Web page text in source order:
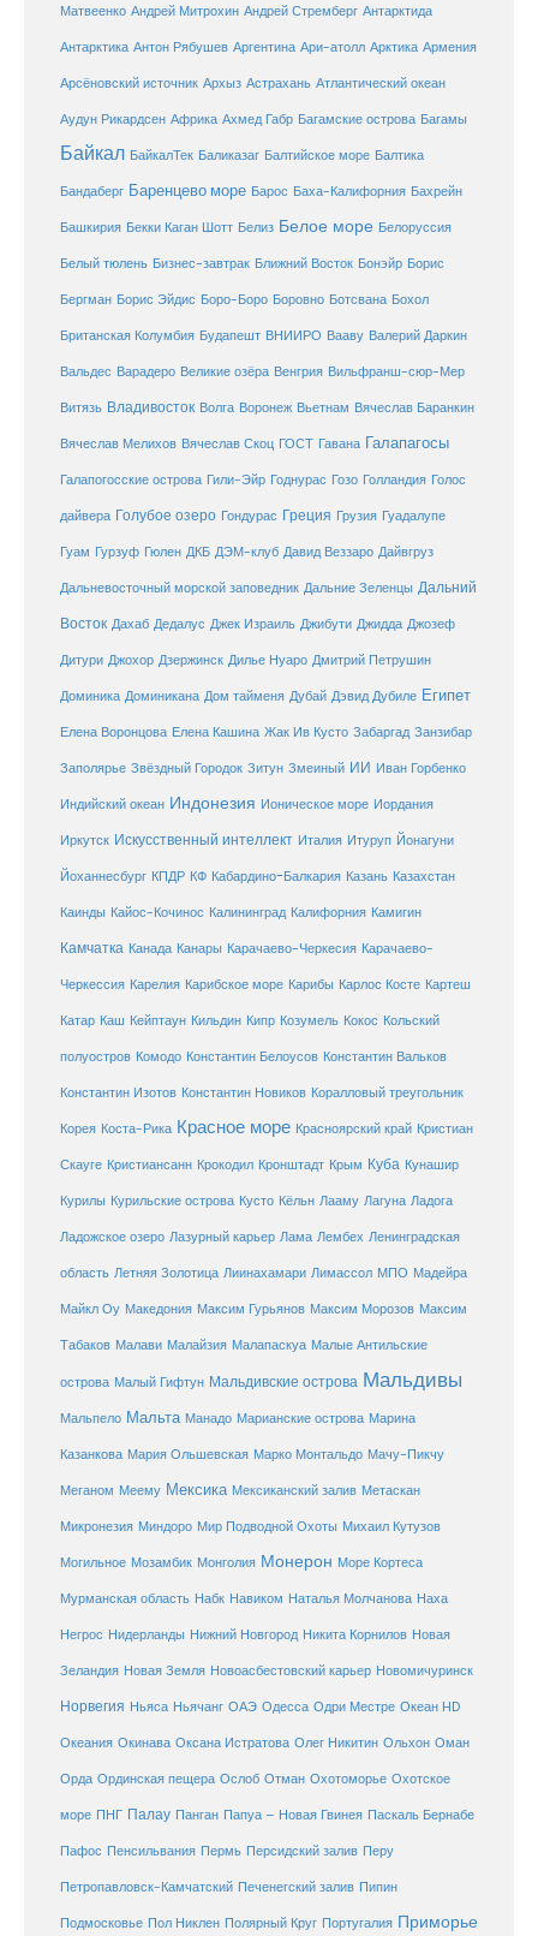
Матвеенко Андрей Митрохин Андрей Стремберг Антарктида
Антарктика Антон Рябушев Аргентина Ари-атолл Арктика Армения
Арсёновский источник Архыз Астрахань Атлантический океан
Аудун Рикардсен Африка Ахмед Габр Багамские острова Багамы
Байкал БайкалТек Баликазаг Балтийское море Балтика
Бандаберг Баренцево море Барос Баха-Калифорния Бахрейн
Башкирия Бекки Каган Шотт Белиз Белое море Белоруссия
Белый тюлень Бизнес-завтрак Ближний Восток Бонэйр Борис
Бергман Борис Эйдис Боро-Боро Боровно Ботсвана Бохол
Британская Колумбия Будапешт ВНИИРО Вааву Валерий Даркин
Вальдес Варадеро Великие озёра Венгрия Вильфранш-сюр-Мер
Витязь Владивосток Волга Воронеж Вьетнам Вячеслав Баранкин
Вячеслав Мелихов Вячеслав Скоц ГОСТ Гавана Галапагосы
Галапогосские острова Гили-Эйр Годнурас Гозо Голландия Голос
дайвера Голубое озеро Гондурас Греция Грузия Гуадалупе
Гуам Гурзуф Гюлен ДКБ ДЭМ-клуб Давид Веззаро Дайвгруз
Дальневосточный морской заповедник Дальние Зеленцы Дальний
Восток Дахаб Дедалус Джек Израиль Джибути Джидда Джозеф
Дитури Джохор Дзержинск Дилье Нуаро Дмитрий Петрушин
Доминика Доминикана Дом тайменя Дубай Дэвид Дубиле Египет
Елена Воронцова Елена Кашина Жак Ив Кусто Забаргад Занзибар
Заполярье Звёздный Городок Зитун Змеиный ИИ Иван Горбенко
Индийский океан Индонезия Ионическое море Иордания
Иркутск Искусственный интеллект Италия Итуруп Йонагуни
Йоханнесбург КПДР КФ Кабардино-Балкария Казань Казахстан
Каинды Кайос-Кочинос Калининград Калифорния Камигин
Камчатка Канада Канары Карачаево-Черкесия Карачаево-
Черкессия Карелия Карибское море Карибы Карлос Косте Картеш
Катар Каш Кейптаун Кильдин Кипр Козумель Кокос Кольский
полуостров Комодо Константин Белоусов Константин Вальков
Константин Изотов Константин Новиков Коралловый треугольник
Корея Коста-Рика Красное море Красноярский край Кристиан
Скауге Кристиансанн Крокодил Кронштадт Крым Куба Кунашир
Курилы Курильские острова Кусто Кёльн Лааму Лагуна Ладога
Ладожское озеро Лазурный карьер Лама Лембех Ленинградская
область Летняя Золотица Лиинахамари Лимассол МПО Мадейра
Майкл Оу Македония Максим Гурьянов Максим Морозов Максим
Табаков Малави Малайзия Малапаскуа Малые Антильские
острова Малый Гифтун Мальдивские острова Мальдивы
Мальпело Мальта Манадо Марианские острова Марина
Казанкова Мария Ольшевская Марко Монтальдо Мачу-Пикчу
Меганом Меему Мексика Мексиканский залив Метаскан
Микронезия Миндоро Мир Подводной Охоты Михаил Кутузов
Могильное Мозамбик Монголия Монерон Море Кортеса
Мурманская область Набк Навиком Наталья Молчанова Наха
Негрос Нидерланды Нижний Новгород Никита Корнилов Новая
Зеландия Новая Земля Новоасбестовский карьер Новомичуринск
Норвегия Ньяса Ньячанг ОАЭ Одесса Одри Местре Океан HD
Океания Окинава Оксана Истратова Олег Никитин Ольхон Оман
Орда Ординская пещера Ослоб Отман Охотоморье Охотское
море ПНГ Палау Панган Папуа – Новая Гвинея Паскаль Бернабе
Пафос Пенсильвания Пермь Персидский залив Перу
Петропавловск-Камчатский Печенегский залив Пипин
Подмосковье Пол Никлен Полярный Круг Португалия Приморье